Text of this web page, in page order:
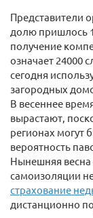
Представители
долю пришлось
получение
означает 24000
сегодня
загородных
В весеннее
вырастают,
регионах могут
вероятность
Нынешняя
самоизоляции
страхование
дистанционно